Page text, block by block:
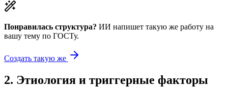
Понравилась структура? ИИ напишет такую же работу на
вашу тему по ГОСТу.
Создать такую же
2. Этиология и триггерные факторы